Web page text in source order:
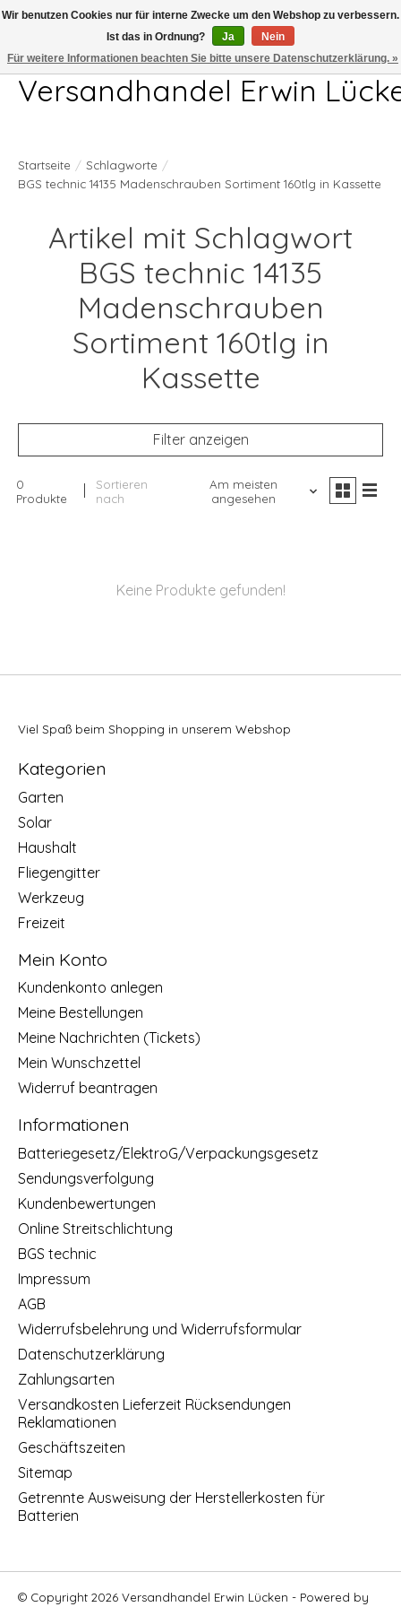
Telefon 04407 715872 MO-DO 7.00-17.00Uhr FR 7.00-13.00Uhr
Versandhandel Erwin
Startseite / Schlagworte /
BGS technic 14135 Madenschrauben Sortiment 160tlg in Kassette
Artikel mit Schlagwort
BGS technic 14135
Madenschrauben
Sortiment 160tlg in
Kassette
Filter anzeigen
0
Produkte
Sortieren
nach
Am meisten
angesehen
Keine Produkte gefunden!
Viel Spaß beim Shopping in unserem Webshop
Kategorien
Garten
Solar
Haushalt
Fliegengitter
Werkzeug
Freizeit
Mein Konto
Kundenkonto anlegen
Meine Bestellungen
Meine Nachrichten (Tickets)
Mein Wunschzettel
Widerruf beantragen
Informationen
Batteriegesetz/ElektroG/Verpackungsgesetz
Sendungsverfolgung
Kundenbewertungen
Online Streitschlichtung
BGS technic
Impressum
AGB
Widerrufsbelehrung und Widerrufsformular
Datenschutzerklärung
Zahlungsarten
Versandkosten Lieferzeit Rücksendungen
Reklamationen
Geschäftszeiten
Sitemap
Getrennte Ausweisung der Herstellerkosten für
Batterien
© Copyright 2026 Versandhandel Erwin Lücken - Powered by
Wir benutzen Cookies nur für interne Zwecke um den Webshop zu verbessern.
Ist das in Ordnung?
Ja
Nein
Für weitere Informationen beachten Sie bitte unsere Datenschutzerklärung. »